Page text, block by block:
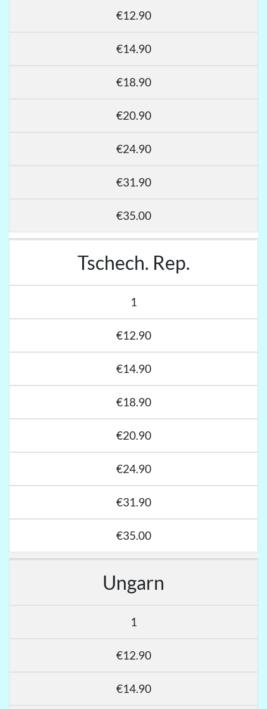
€12.90
€14.90
€18.90
€20.90
€24.90
€31.90
€35.00
Tschech. Rep.
1
€12.90
€14.90
€18.90
€20.90
€24.90
€31.90
€35.00
Ungarn
1
€12.90
€14.90